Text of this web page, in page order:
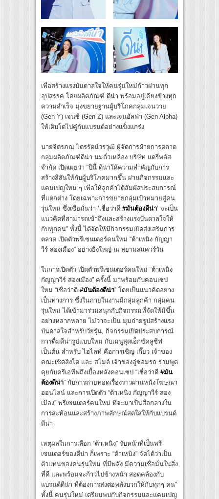
เพื่อสร้างแรงบันดาลใจให้คนรุ่นใหม่ก้าวผ่านทุก
อุปสรรค โดยผลิตภัณฑ์ ดีน่า พร้อมอยู่เคียงข้างทุก
ความสำเร็จ มุ่งขยายฐานผู้บริโภคกลุ่มเจนวาย
(Gen Y) เจนซี (Gen Z) และเจนอัลฟ่า (Gen Alpha)
ให้เติบโตไปคู่กับแบรนด์อย่างแข็งแกร่ง
นายจิตรภณ ไตรรัตน์วรวุฒิ ผู้จัดการฝ่ายการตลาด
กลุ่มผลิตภัณฑ์ดีน่า นมถั่วเหลือง บริษัท แดรี่พลัส
จำกัด เปิดเผยว่า “ปีนี้ ดีน่าให้ความสำคัญกับการ
สร้างสีสันให้กับผู้บริโภคมากขึ้น ผ่านกิจกรรมและ
แคมเปญใหม่ ๆ เพื่อให้ลูกค้าได้สัมผัสประสบการณ์
ที่แตกต่าง โดยเฉพาะการขยายกลุ่มเป้าหมายสู่คน
รุ่นใหม่ ซึ่งเชื่อมั่นว่า ‘เชื่อว่าดี #มันต้องดีน่า’ จะเป็น
แนวคิดที่สามารถเข้าถึงและสร้างแรงบันดาลใจให้
กับทุกคน” ทั้งนี้ ได้จัดให้มีกิจกรรมเปิดส่งเสริมการ
ตลาด เปิดตัวพรีเซนเตอร์คนใหม่ “ต้าเหนิง กัญญา
วีร์ สองเมือง” อย่างยิ่งใหญ่ ณ สยามสแควร์วัน
ในการเปิดตัว เปิดตัวพรีเซนเตอร์คนใหม่ “ต้าเหนิง
กัญญาวีร์ สองเมือง” ครั้งนี้ มาพร้อมกับคอนเซป
ใหม่ “เชื่อว่าดี #มันต้องดีน่า” โดยเป็นแนวคิดอย่าง
เป็นทางการ ซึ่งในภายในงานมีกลุ่มลูกค้า กลุ่มคน
รุ่นใหม่ ได้เข้ามาร่วมสนุกกับกิจกรรมที่จัดให้มีขึ้น
อย่างหลากหลาย ไม่ว่าจะเป็น มุมถ่ายรูปสร้างแรง
บันดาลใจสำหรับวัยรุ่น, กิจกรรมเปิดประสบการณ์
การดื่มดีน่ารูปแบบใหม่ กับเมนูสุดเอ็กซ์คลูซีฟ
เป็นต้น สำหรับ ไฮไลท์ คือการเชิญ เกี๊ยว เจ้าของ
คณะเชิดสิงโต และ สไมล์ เจ้าของอู่ซ่อมรถ ร่วมพูด
คุยกับครีเอทีฟถึงเบื้องหลังคอนเซป “เชื่อว่าดี #มัน
ต้องดีน่า” กับการถ่ายทอดเรื่องราวผ่านหนังโฆษณา
ออนไลน์ และการเปิดตัว “ต้าเหนิง กัญญาวีร์ สอง
เมือง” พรีเซนเตอร์คนใหม่ ที่จะมาเป็นสื่อกลางใน
การสะท้อนและสร้างภาพลักษณ์สดใสให้กับแบรนด์
ดีน่า
เหตุผลในการเลือก “ต้าเหนิง” รับหน้าที่เป็นพรี
เซนเตอร์ของดีน่า ก็เพราะ “ต้าเหนิง” จัดได้ว่าเป็น
ตัวแทนของคนรุ่นใหม่ ที่มีพลัง มีความเชื่อมั่นในสิ่ง
ที่ดี และพร้อมจะก้าวไปข้างหน้า สอดคล้องกับ
แบรนด์ดีน่า ที่ต้องการส่งต่อพลังบวกให้กับทุกๆ คน”
ทั้งนี้ คนรุ่นใหม่ เตรียมพบกับกิจกรรมและแคมเปญ